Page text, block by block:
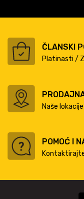
ČLANSKI
Platinasti /
Naše
POMOĆ I